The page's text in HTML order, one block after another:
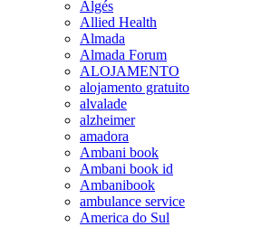
Algés
Allied Health
Almada
Almada Forum
ALOJAMENTO
alojamento gratuito
alvalade
alzheimer
amadora
Ambani book
Ambani book id
Ambanibook
ambulance service
America do Sul